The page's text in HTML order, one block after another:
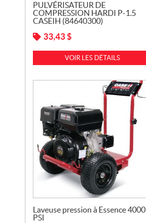
PULVÉRISATEUR DE
COMPRESSION HARDI P-1.5
CASEIH (84640300)
33,43$
VOIR LES DÉTAILS
Laveuse pression à Essence 4000
PSI